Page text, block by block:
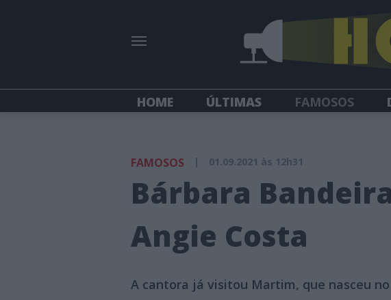
HOME ÚLTIMAS FAMOSOS
FAMOSOS | 01.09.2021 às 12h31
Bárbara
Angie Costa
A cantora já visitou Martim, que nasceu